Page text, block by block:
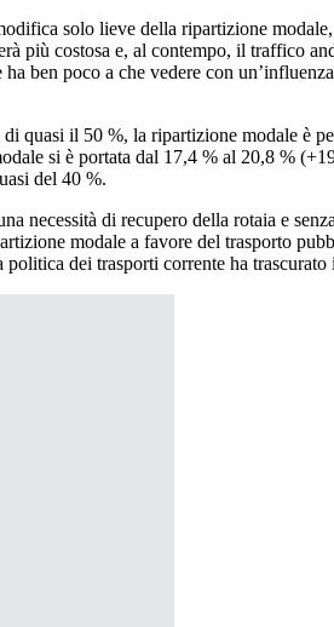
solo lieve della ripartizione
più costosa e, al contempo, il traffico
ben poco a che vedere con
quasi il 50 %, la ripartizione modale è
si è portata dal 17,4 % al 20,8 %
del 40 %.
necessità di recupero della rotaia e
modale a favore del trasporto
dei trasporti corrente ha